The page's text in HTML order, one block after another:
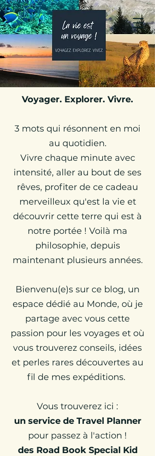
Julie Globetrotteuse
Carnets de Voyages &
Travel Planner
Voyager. Explorer. Vivre.
3 mots qui résonnent en moi
au quotidien.
Vivre chaque minute avec
intensité, aller au bout de ses
rêves, profiter de ce cadeau
merveilleux qu'est la vie et
découvrir cette terre qui est à
notre portée ! Voilà ma
philosophie, depuis
maintenant plusieurs années.
Bienvenu(e)s sur ce blog, un
espace dédié au Monde, où je
partage avec vous cette
passion pour les voyages et où
vous trouverez conseils, idées
et perles rares découvertes au
fil de mes expéditions.
Vous trouverez ici :
un service de Travel Planner
pour passez à l'action !
des Road Book Special Kid